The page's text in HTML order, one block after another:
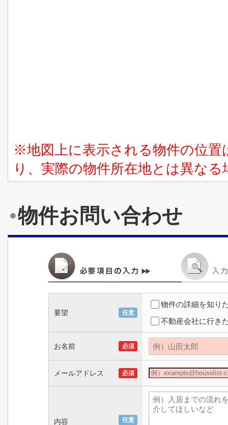
※地図上に表示される物件の位
り、実際の物件所在地とは異な
物件お問い合わせ
要望 任意
物件の詳細を知り
不動産会社に行き
お名前 必須
メールアドレス 必須
内容 任意